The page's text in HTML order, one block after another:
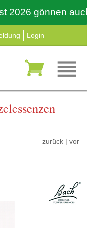
gönnen auch
Login
zurück | vor